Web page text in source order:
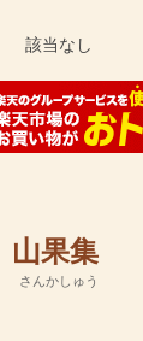
山果集
さんかしゅう